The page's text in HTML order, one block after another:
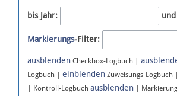
bis Jahr:
Markierungs-Filter:
ausblenden Checkbox-Logbuch |
Logbuch | einblenden Zuweisungs-Logbuch |
| Kontroll-Logbuch ausblenden |